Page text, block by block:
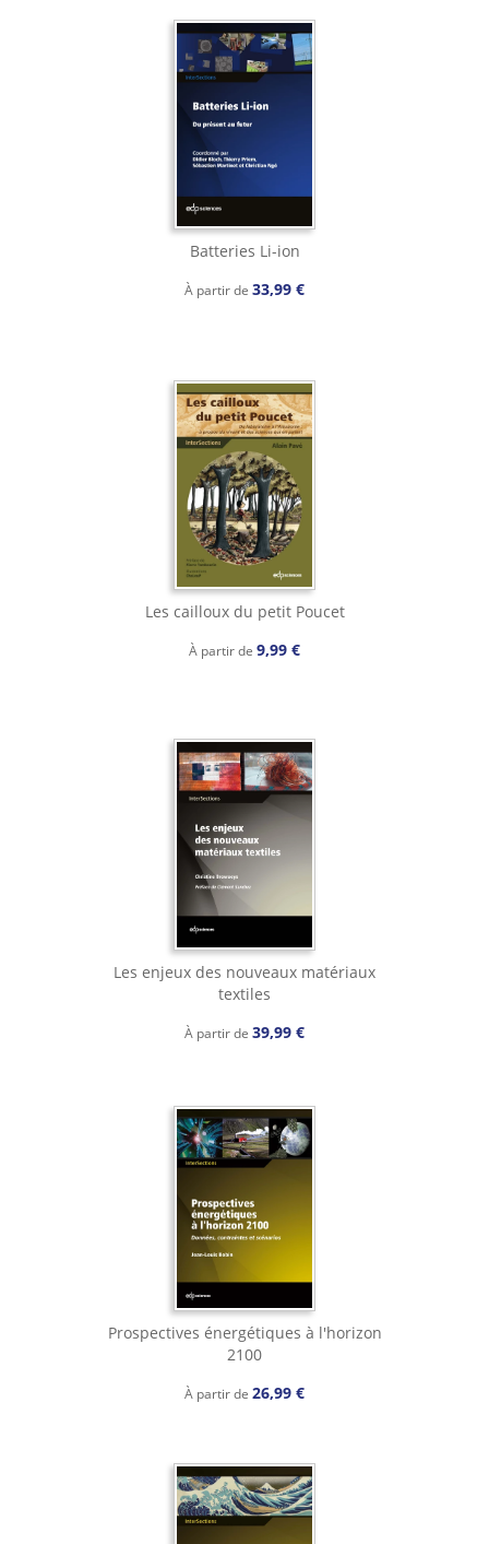
Batteries Li-ion
À partir de 33,99 €
Les cailloux du petit Poucet
À partir de 9,99 €
Les enjeux des nouveaux matériaux
textiles
À partir de 39,99 €
Prospectives énergétiques à l'horizon
2100
À partir de 26,99 €